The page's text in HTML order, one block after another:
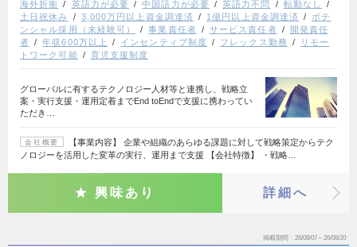
海外折衝
英語力が必要 中国語力が必要 英語力不問
転勤なし
土日祝休み
3,000万円以上資金調達済 1億円以上資金調達済
ポテ
ンシャル採用（未経験可）
事業責任者 サービス責任者
開発責任
者
年収600万以上 インセンティブ制度 フレックス勤務
リモー
トワーク可能
育児支援制度
グローバルに有するテクノロジー人材等と連携し、戦略立
案・実行支援・運用定着までEnd toEndで支援に携わってい
ただき…
会社概要
【事業内容】 企業や組織のあらゆる課題に対して戦略策定からテク
ノロジーを活用した変革の実行、運用まで支援 【会社特徴】 ・戦略…
興味あり 詳細へ
掲載期間 26/08/07～26/08/20